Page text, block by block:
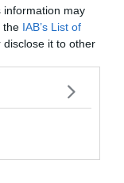
information may
the IAB’s List of
it to other